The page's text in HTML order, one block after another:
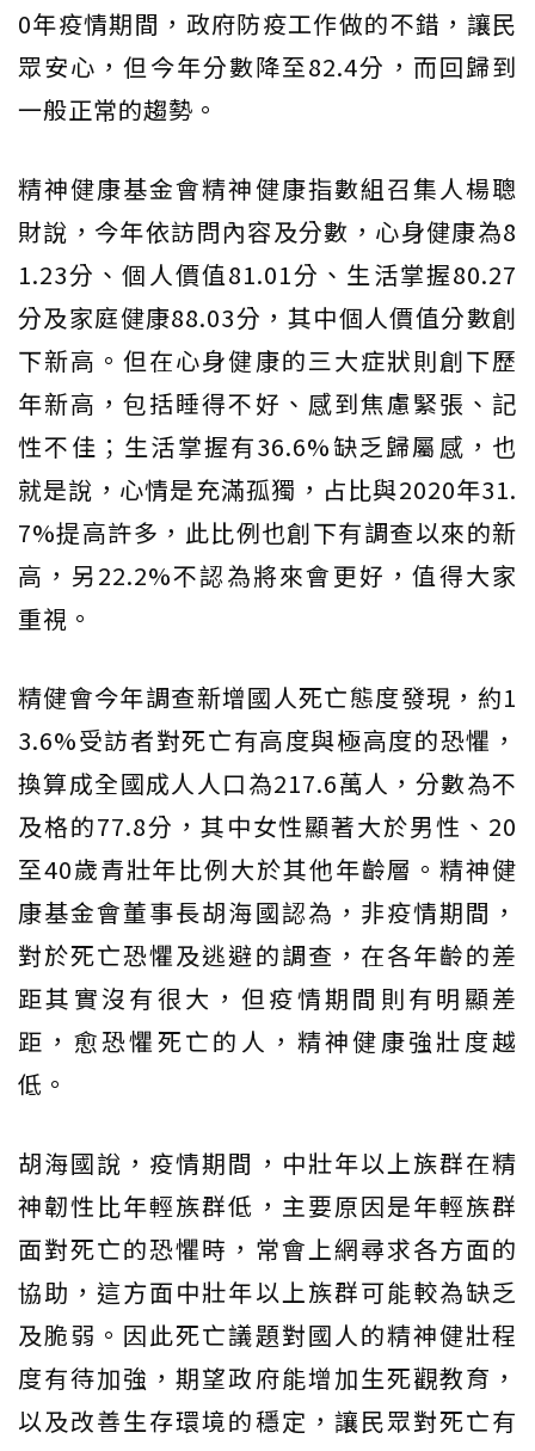
0年疫情期間，政府防疫工作做的不錯，讓民
眾安心，但今年分數降至82.4分，而回歸到
一般正常的趨勢。
精神健康基金會精神健康指數組召集人楊聰
財說，今年依訪問內容及分數，心身健康為8
1.23分、個人價值81.01分、生活掌握80.27
分及家庭健康88.03分，其中個人價值分數創
下新高。但在心身健康的三大症狀則創下歷
年新高，包括睡得不好、感到焦慮緊張、記
性不佳；生活掌握有36.6%缺乏歸屬感，也
就是說，心情是充滿孤獨，占比與2020年31.
7%提高許多，此比例也創下有調查以來的新
高，另22.2%不認為將來會更好，值得大家
重視。
精健會今年調查新增國人死亡態度發現，約1
3.6%受訪者對死亡有高度與極高度的恐懼，
換算成全國成人人口為217.6萬人，分數為不
及格的77.8分，其中女性顯著大於男性、20
至40歲青壯年比例大於其他年齡層。精神健
康基金會董事長胡海國認為，非疫情期間，
對於死亡恐懼及逃避的調查，在各年齡的差
距其實沒有很大，但疫情期間則有明顯差
距，愈恐懼死亡的人，精神健康強壯度越
低。
胡海國說，疫情期間，中壯年以上族群在精
神韌性比年輕族群低，主要原因是年輕族群
面對死亡的恐懼時，常會上網尋求各方面的
協助，這方面中壯年以上族群可能較為缺乏
及脆弱。因此死亡議題對國人的精神健壯程
度有待加強，期望政府能增加生死觀教育，
以及改善生存環境的穩定，讓民眾對死亡有